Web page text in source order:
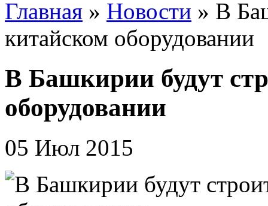
Главная » Новости » В
китайском оборудовании
В Башкирии будут
оборудовании
05 Июл 2015